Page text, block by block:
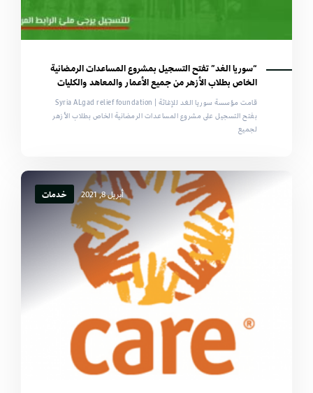
“سوريا الغد” تفتح التسجيل بمشروع المساعدات الرمضانية
الخاص بطلاب الأزهر من جميع الأعمار والمعاهد والكليات
قامت مؤسسة سوريا الغد للإغاثة | Syria ALgad relief foundation
بفتح التسجيل على مشروع المساعدات الرمضانية الخاص بطلاب الأزهر
لجميع
أبريل 8, 2021 خدمات